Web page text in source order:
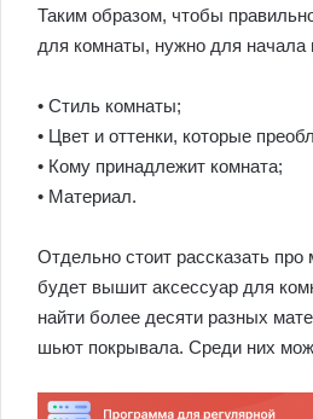
Таким образом, чтобы
для комнаты, нужно для начала
• Стиль комнаты;
• Цвет и оттенки, которые
• Кому принадлежит комната;
• Материал.
Отдельно стоит рассказать про
будет вышит аксессуар для
найти более десяти разных
шьют покрывала. Среди них